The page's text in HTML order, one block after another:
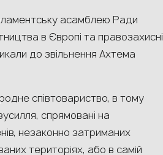
асамблею Ради
в Європі та правозахисні
до звільнення Ахтема
співтовариство, в тому
спрямовані на
незаконно затриманих
територіях, або в самій